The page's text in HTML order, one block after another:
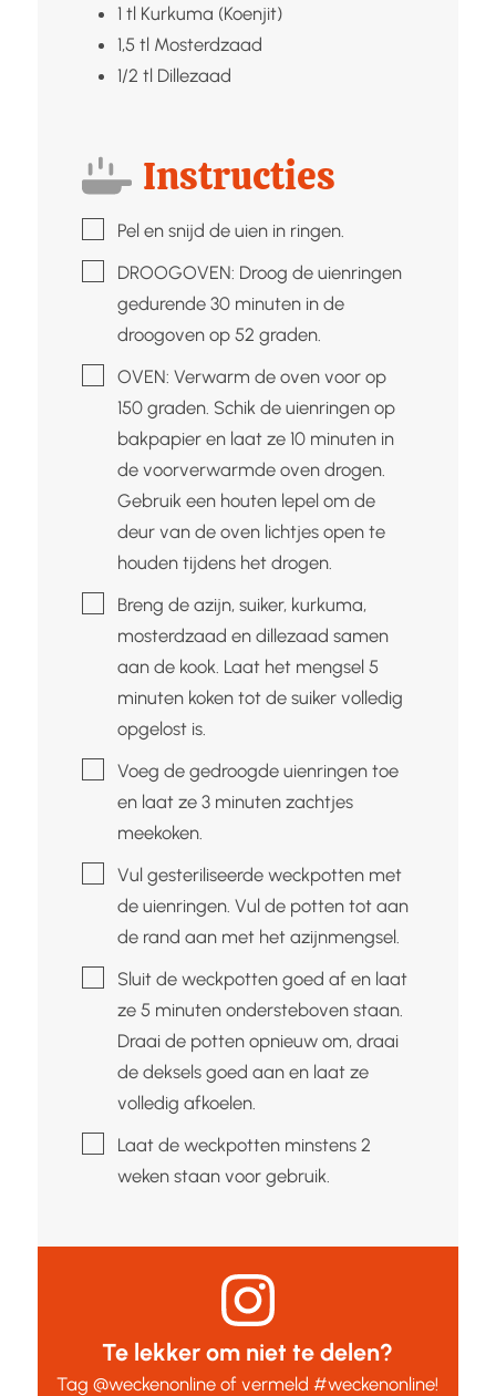
1 tl Kurkuma (Koenjit)
1,5 tl Mosterdzaad
1/2 tl Dillezaad
Instructies
▢Pel en snijd de uien in ringen.
▢DROOGOVEN: Droog de uienringen
gedurende 30 minuten in de
droogoven op 52 graden.
▢
OVEN: Verwarm de oven voor op
150 graden. Schik de uienringen op
bakpapier en laat ze 10 minuten in
de voorverwarmde oven drogen.
Gebruik een houten lepel om de
deur van de oven lichtjes open te
houden tijdens het drogen.
▢Breng de azijn, suiker, kurkuma,
mosterdzaad en dillezaad samen
aan de kook. Laat het mengsel 5
minuten koken tot de suiker volledig
opgelost is.
▢Voeg de gedroogde uienringen toe
en laat ze 3 minuten zachtjes
meekoken.
▢Vul gesteriliseerde weckpotten met
de uienringen. Vul de potten tot aan
de rand aan met het azijnmengsel.
▢Sluit de weckpotten goed af en laat
ze 5 minuten ondersteboven staan.
Draai de potten opnieuw om, draai
de deksels goed aan en laat ze
volledig afkoelen.
▢Laat de weckpotten minstens 2
weken staan voor gebruik.
Te lekker om niet te delen?
Tag@weckenonline of vermeld#weckenonline!